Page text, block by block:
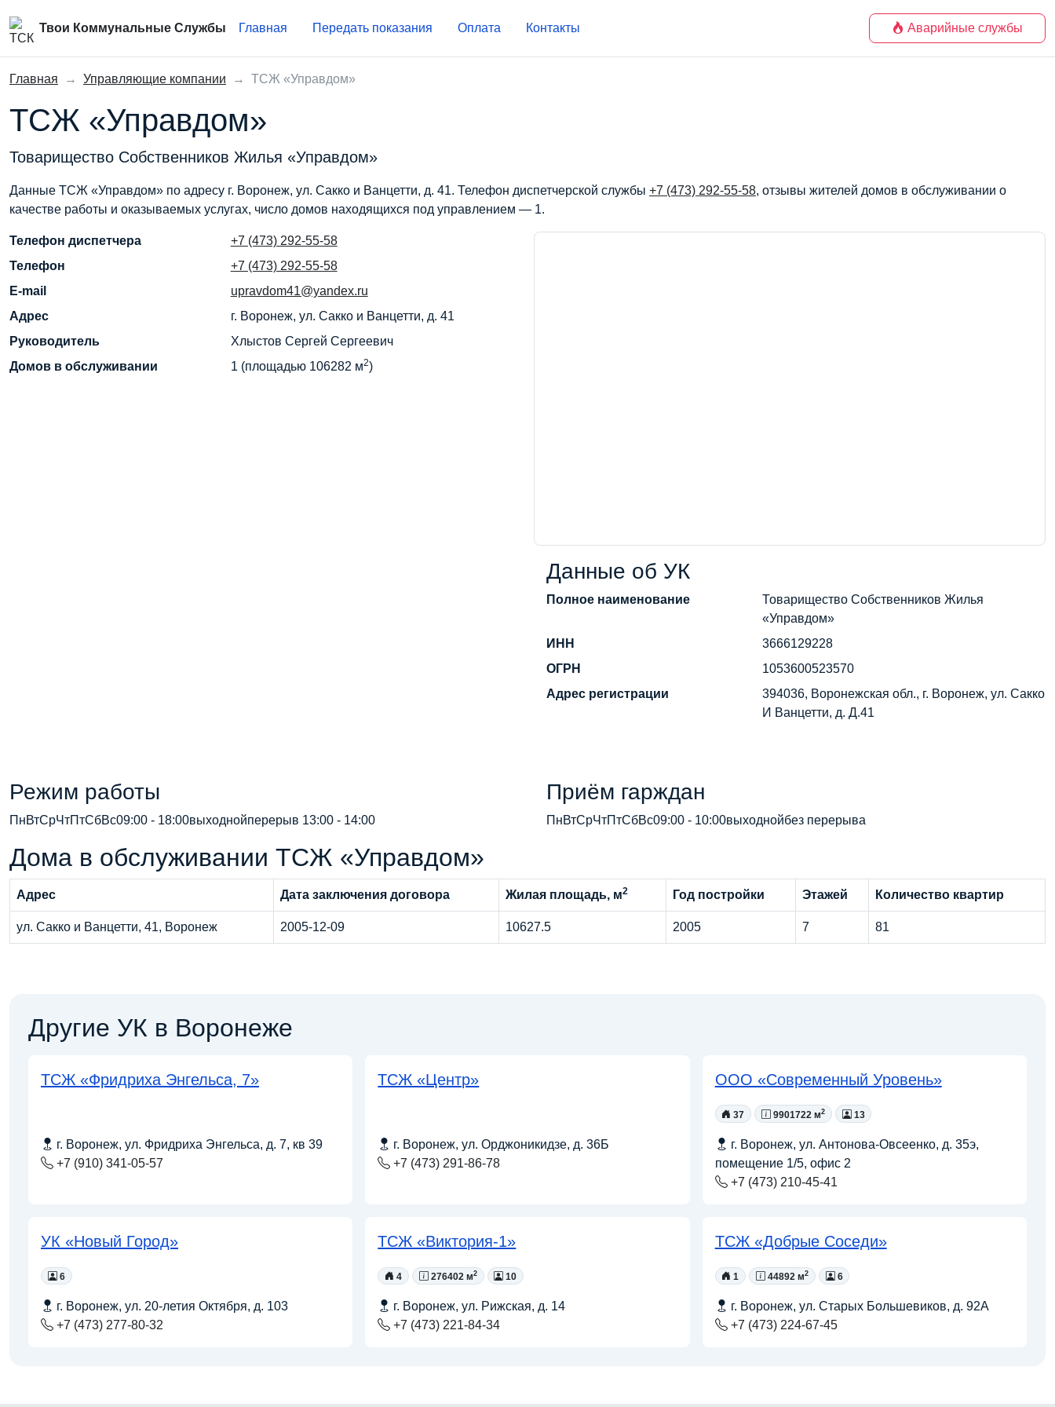
Твои Коммунальные Службы Главная Передать показания Оплата Контакты Аварийные службы
Главная → Управляющие компании → ТСЖ «Управдом»
ТСЖ «Управдом»
Товарищество Собственников Жилья «Управдом»
Данные ТСЖ «Управдом» по адресу г. Воронеж, ул. Сакко и Ванцетти, д. 41. Телефон диспетчерской службы +7 (473) 292-55-58, отзывы жителей домов в обслуживании о
качестве работы и оказываемых услугах, число домов находящихся под управлением — 1.
Телефон диспетчера
+7 (473) 292-55-58
Телефон
+7 (473) 292-55-58
E-mail
upravdom41@yandex.ru
Адрес
г. Воронеж, ул. Сакко и Ванцетти, д. 41
Руководитель
Хлыстов Сергей Сергеевич
Домов в обслуживании
1 (площадью 106282 м2)
Данные об УК
Полное наименование
Товарищество Собственников Жилья
«Управдом»
ИНН
3666129228
ОГРН
1053600523570
Адрес регистрации
394036, Воронежская обл., г. Воронеж, ул. Сакко
И Ванцетти, д. Д.41
Режим работы
ПнВтСрЧтПтСбВс09:00 - 18:00выходнойперерыв 13:00 - 14:00
Приём гарждан
ПнВтСрЧтПтСбВс09:00 - 10:00выходнойбез перерыва
Дома в обслуживании ТСЖ «Управдом»
Адрес Дата заключения договора Жилая площадь, м2 Год постройки Этажей Количество квартир
ул. Сакко и Ванцетти, 41, Воронеж 2005-12-09 10627.5 2005 7 81
Другие УК в Воронеже
ТСЖ «Фридриха Энгельса, 7»
г. Воронеж, ул. Фридриха Энгельса, д. 7, кв 39
+7 (910) 341-05-57
ТСЖ «Центр»
г. Воронеж, ул. Орджоникидзе, д. 36Б
+7 (473) 291-86-78
ООО «Современный Уровень»
37 9901722 м2 13
г. Воронеж, ул. Антонова-Овсеенко, д. 35э,
помещение 1/5, офис 2
+7 (473) 210-45-41
УК «Новый Город»
6
г. Воронеж, ул. 20-летия Октября, д. 103
+7 (473) 277-80-32
ТСЖ «Виктория-1»
4 276402 м2 10
г. Воронеж, ул. Рижская, д. 14
+7 (473) 221-84-34
ТСЖ «Добрые Соседи»
1 44892 м2 6
г. Воронеж, ул. Старых Большевиков, д. 92А
+7 (473) 224-67-45